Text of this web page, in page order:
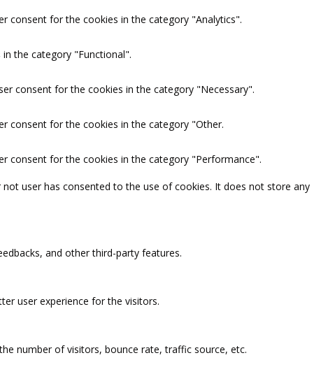
consent for the cookies in the category "Analytics".
the category "Functional".
consent for the cookies in the category "Necessary".
consent for the cookies in the category "Other.
consent for the cookies in the category "Performance".
user has consented to the use of cookies. It does not store any
and other third-party features.
user experience for the visitors.
number of visitors, bounce rate, traffic source, etc.